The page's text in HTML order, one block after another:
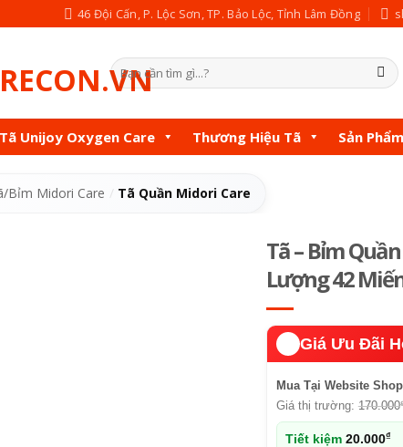
46 Đội Cấn, P. Lộc Sơn, TP. Bảo Lộc, Tỉnh Lâm Đồng
Tìm
kiếm:
Tã Unijoy Oxygen Care Thương Hiệu Tã Sản Phẩm
Bỉm Midori Care Tã Quần Midori Care
Tã – Bỉm
Lượng 42
Giá Ưu Đãi
Mua Tại Website
Giá thị trường: 170.000
Tiết kiệm 20.000₫